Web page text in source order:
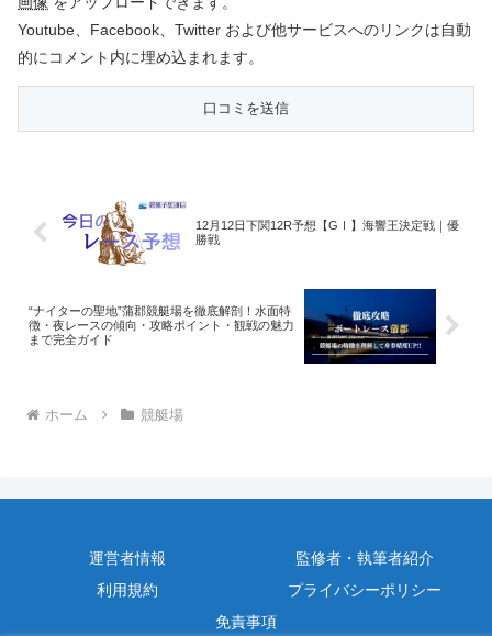
Youtube、Facebook、Twitter および他サービスへのリンクは自動
的にコメント内に埋め込まれます。
12月12日下関12R予想【GⅠ】海響王決定戦｜優
勝戦
“ナイターの聖地”蒲郡競艇場を徹底解剖！水面特
徴・夜レースの傾向・攻略ポイント・観戦の魅力
まで完全ガイド
ホーム 競艇場
運営者情報
監修者・執筆者紹介
利用規約
プライバシーポリシー
免責事項